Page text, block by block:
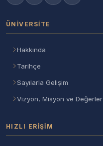
ÜNIVERSITE
Hakkında
Tarihçe
Sayılarla Gelişim
Vizyon, Misyon ve Değerler
HIZLI ERIŞIM